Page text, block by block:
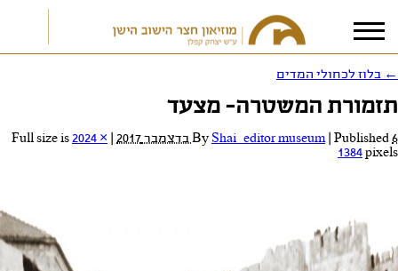
אני מאשר/ת אתתנאי הפרטיות
← בלוז לכחולי המדים
תזמורת המשטרה- מצעד
By Shai_editor museum Published6 בדצמבר 2017
2024 ×
1384pixels